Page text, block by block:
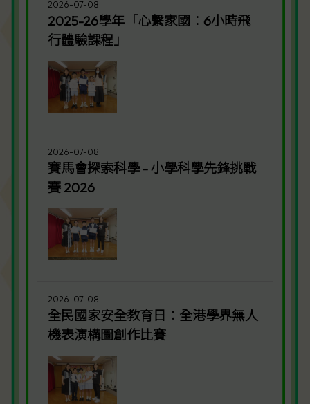
2026-07-08
2025-26學年「心繫家國︰6小時飛
行體驗課程」
2026-07-08
賽馬會探索科學 - 小學科學先鋒挑戰
賽 2026
2026-07-08
全民國家安全教育日：全港學界無人
機表演構圖創作比賽